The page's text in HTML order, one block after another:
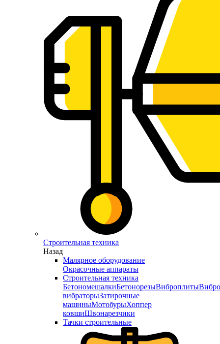
Строительная техника
Назад
Малярное оборудование
Окрасочные аппараты
Строительная техника
БетономешалкиБетонорезыВиброплиты
вибраторыЗатирочные
машиныМотобурыХоппер
ковшиШвонарезчики
Тачки строительные